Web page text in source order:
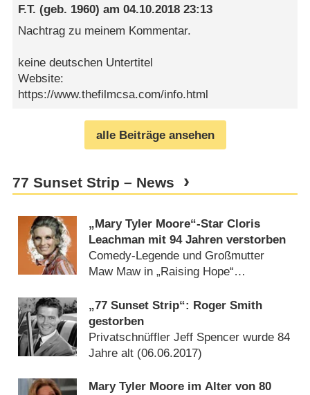
F.T. (geb. 1960) am04.10.2018 23:13
Nachtrag zu meinem Kommentar.
keine deutschen Untertitel
Website:
https://www.thefilmcsa.com/info.html
alle Beiträge ansehen
77 Sunset Strip – News
„Mary Tyler Moore“-Star Cloris
Leachman mit 94 Jahren verstorben
Comedy-Legende und Großmutter
Maw Maw in „Raising Hope“
„77 Sunset Strip“: Roger Smith
gestorben
Privatschnüffler Jeff Spencer wurde 84
Jahre alt (06.06.2017)
Mary Tyler Moore im Alter von 80